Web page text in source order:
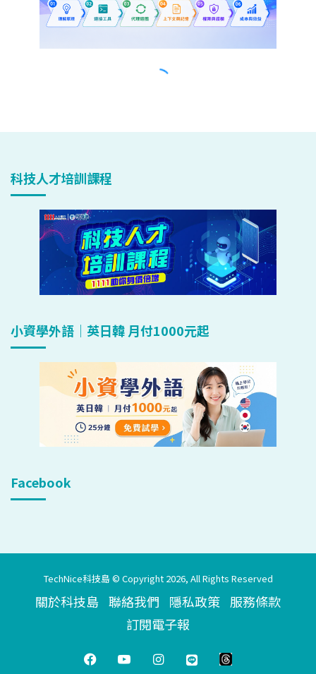
科技人才培訓課程
小資學外語｜英日韓 月付1000元起
Facebook
TechNice科技島 © Copyright 2026, All Rights Reserved
關於科技島 聯絡我們 隱私政策 服務條款
訂閱電子報